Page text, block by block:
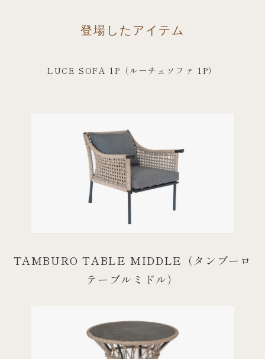
登場したアイテム
LUCE SOFA 1P（ルーチェソファ 1P）
TAMBURO TABLE MIDDLE（タンブーロ
テーブルミドル）